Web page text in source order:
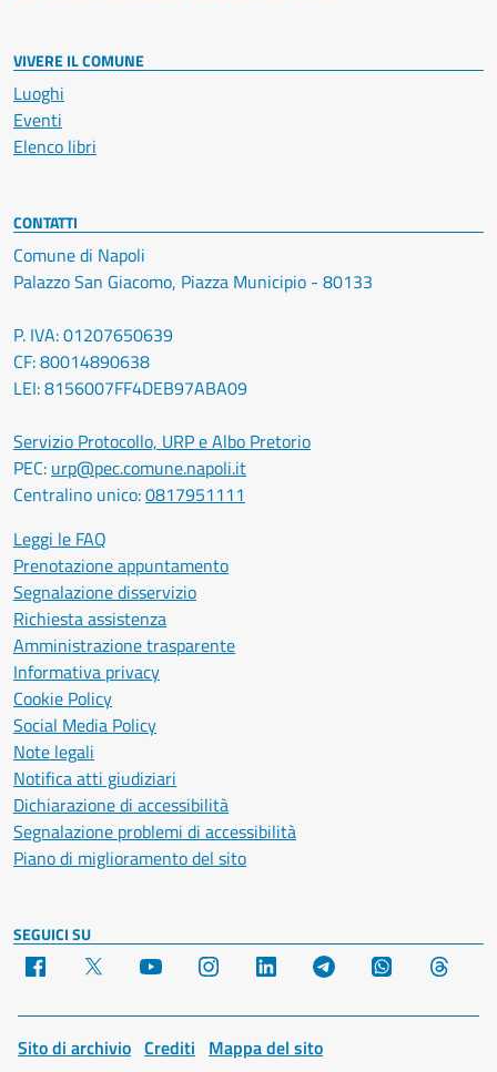
VIVERE IL COMUNE
Luoghi
Eventi
Elenco libri
CONTATTI
Comune di Napoli
Palazzo San Giacomo, Piazza Municipio - 80133
P. IVA: 01207650639
CF: 80014890638
LEI: 8156007FF4DEB97ABA09
Servizio Protocollo, URP e Albo Pretorio
PEC: urp@pec.comune.napoli.it
Centralino unico:0817951111
Leggi le FAQ
Prenotazione appuntamento
Segnalazione disservizio
Richiesta assistenza
Amministrazione trasparente
Informativa privacy
Cookie Policy
Social Media Policy
Note legali
Notifica atti giudiziari
Dichiarazione di accessibilità
Segnalazione problemi di accessibilità
Piano di miglioramento del sito
SEGUICI SU
Facebook YouTube Instagram LinkedIn Telegram WhatsApp
Sito di archivio Crediti Mappa del sito